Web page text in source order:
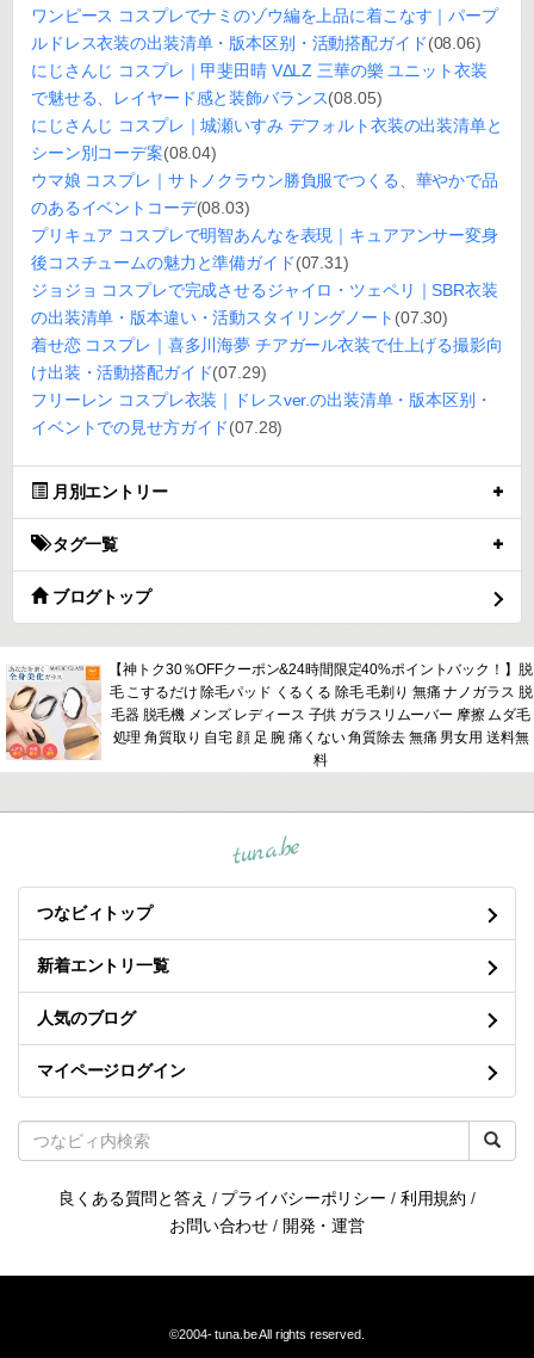
ワンピース コスプレでナミのゾウ編を上品に着こなす｜パープ
ルドレス衣装の出装清单・版本区别・活動搭配ガイド(08.06)
にじさんじ コスプレ｜甲斐田晴 VΔLZ 三華の樂 ユニット衣装
で魅せる、レイヤード感と装飾バランス(08.05)
にじさんじ コスプレ｜城瀬いすみ デフォルト衣装の出装清单と
シーン別コーデ案(08.04)
ウマ娘 コスプレ｜サトノクラウン勝負服でつくる、華やかで品
のあるイベントコーデ(08.03)
プリキュア コスプレで明智あんなを表現｜キュアアンサー変身
後コスチュームの魅力と準備ガイド(07.31)
ジョジョ コスプレで完成させるジャイロ・ツェペリ｜SBR衣装
の出装清单・版本違い・活動スタイリングノート (07.30)
着せ恋 コスプレ｜喜多川海夢 チアガール衣装で仕上げる撮影向
け出装・活動搭配ガイド(07.29)
フリーレン コスプレ衣装｜ドレスver.の出装清单・版本区别・
イベントでの見せ方ガイド(07.28)
月別エントリー
タグ一覧
ブログトップ
【神トク30％OFFクーポン&24時間限定40%ポイントバック！】脱
毛 こするだけ 除毛パッド くるくる 除毛 毛剃り 無痛 ナノガラス 脱
毛器 脱毛機 メンズ レディース 子供 ガラスリムーバー 摩擦 ムダ毛
処理 角質取り 自宅 顔 足 腕 痛くない 角質除去 無痛 男女用 送料無
料
tuna.be
つなビィトップ
新着エントリ一覧
人気のブログ
マイページログイン
良くある質問と答え / プライバシーポリシー / 利用規約 /
お問い合わせ / 開発・運営
©2004-tuna.beAll rights reserved.